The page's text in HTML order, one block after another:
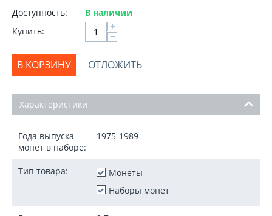
Доступность:
В наличии
Купить:
+
−
В КОРЗИНУ ОТЛОЖИТЬ
Характеристики
Года выпуска
монет в наборе:
1975-1989
Тип товара:
Монеты
Наборы монет